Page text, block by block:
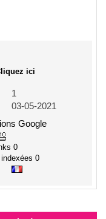
ici
1
03-05-2021
Google
0
0